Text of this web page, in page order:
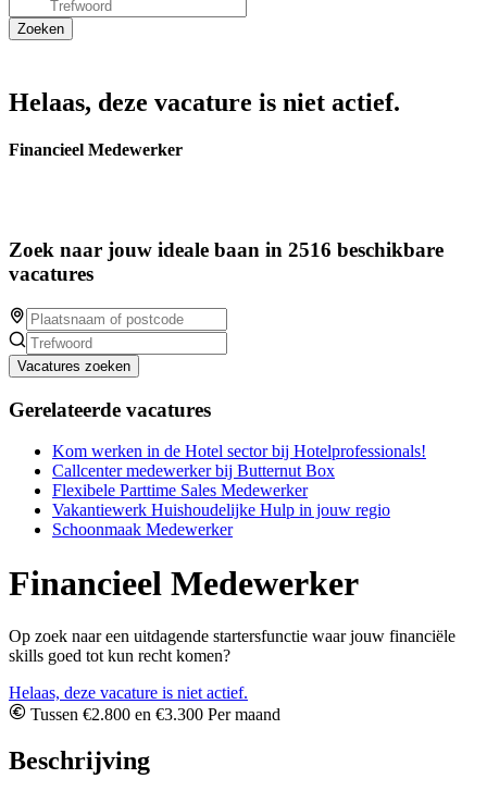
Helaas, deze vacature is niet actief.
Financieel Medewerker
Zoek naar jouw ideale baan in 2516 beschikbare
vacatures
Vacatures zoeken
Gerelateerde vacatures
Kom werken in de Hotel sector bij Hotelprofessionals!
Callcenter medewerker bij Butternut Box
Flexibele Parttime Sales Medewerker
Vakantiewerk Huishoudelijke Hulp in jouw regio
Schoonmaak Medewerker
Financieel Medewerker
Op zoek naar een uitdagende startersfunctie waar jouw financiële
skills goed tot kun recht komen?
Helaas, deze vacature is niet actief.
Tussen €2.800 en €3.300 Per maand
Beschrijving